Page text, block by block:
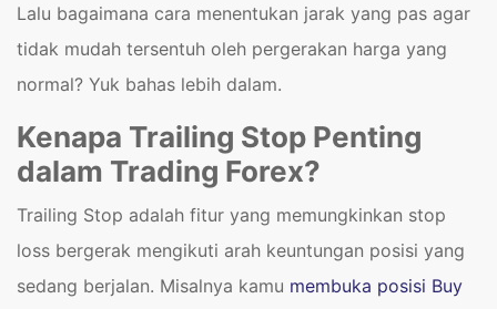
Lalu bagaimana cara menentukan jarak yang pas agar
tidak mudah tersentuh oleh pergerakan harga yang
normal? Yuk bahas lebih dalam.
Kenapa Trailing Stop Penting
dalam Trading Forex?
Trailing Stop adalah fitur yang memungkinkan stop
loss bergerak mengikuti arah keuntungan posisi yang
sedang berjalan. Misalnya kamu membuka posisi Buy